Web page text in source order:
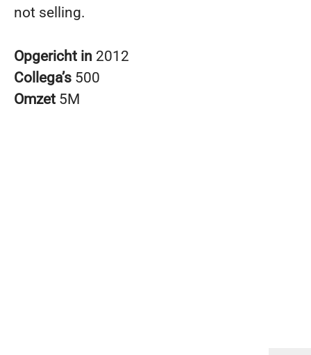
not selling.
Opgericht in 2012
Collega’s 500
Omzet 5M